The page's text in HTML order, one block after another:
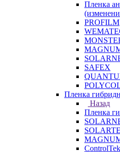
Пленка
PROFILM
SAFEX
Пленка
Назад
Пленка
ControlTek